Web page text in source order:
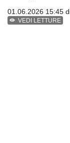
01.06.2026 15:45
VEDI LETTURE